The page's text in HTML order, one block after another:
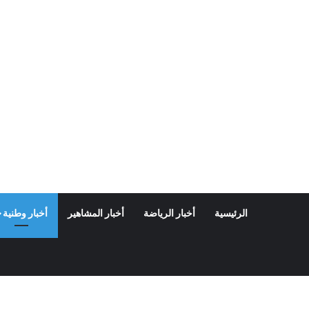
الرئيسية أخبار الرياضة أخبار المشاهير أخبار وطنية